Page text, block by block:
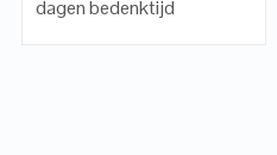
dagen bedenktijd